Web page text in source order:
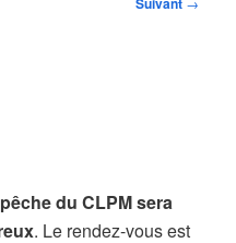
du CLPM sera
. Le rendez-vous est